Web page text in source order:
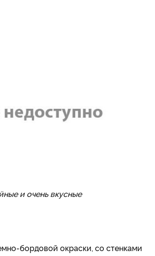
и очень вкусные
бордовой окраски, со стенками